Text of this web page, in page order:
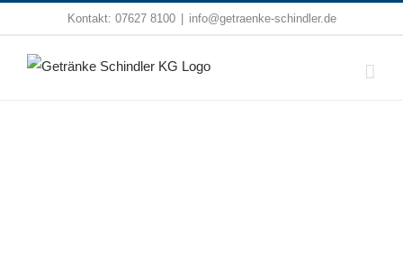
springen
Kontakt: 07627 8100 info@getraenke-schindler.de